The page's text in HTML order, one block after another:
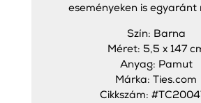
eseményeken is egyaránt
Szín: Barna
Méret: 5,5 x 147
Anyag: Pamut
Márka: Ties.com
Cikkszám: